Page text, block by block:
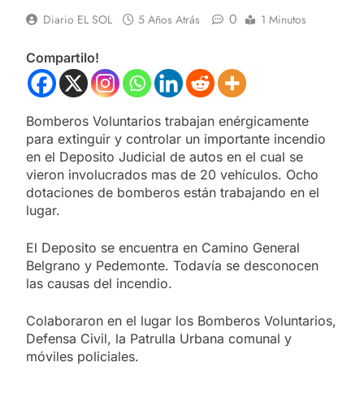
Diario EL SOL 5 Años Atrás 0 1 Minutos
Compartilo!
Bomberos Voluntarios trabajan enérgicamente
para extinguir y controlar un importante incendio
en el Deposito Judicial de autos en el cual se
vieron involucrados mas de 20 vehículos. Ocho
dotaciones de bomberos están trabajando en el
lugar.
El Deposito se encuentra en Camino General
Belgrano y Pedemonte. Todavía se desconocen
las causas del incendio.
Colaboraron en el lugar los Bomberos Voluntarios,
Defensa Civil, la Patrulla Urbana comunal y
móviles policiales.